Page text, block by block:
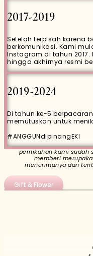
2017-2019
Setelah terpisah karena
berkomunikasi. Kami
Instagram di tahun
hingga akhirnya resmi
2019-2024
Di tahun ke-5
memutuskan untuk
#ANGGUNdipinangEKI
Do'a restu
pernikahan kami sudah
memberi
menerimanya dan
Gift & Flower